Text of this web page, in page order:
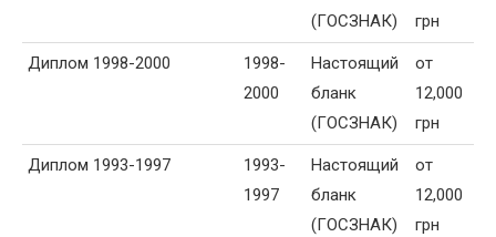
(ГОСЗНАК)
грн
Диплом 1998-2000
1998-
2000
Настоящий
бланк
(ГОСЗНАК)
от
12,000
грн
Диплом 1993-1997
1993-
1997
Настоящий
бланк
(ГОСЗНАК)
от
12,000
грн